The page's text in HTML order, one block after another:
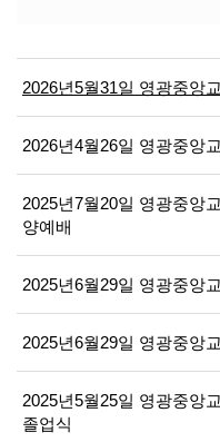
2026년5월31일 영광중앙
2026년4월26일 영광중앙
2025년7월20일 영광중앙
양예배
2025년6월29일 영광중앙
2025년6월29일 영광중앙
2025년5월25일 영광중앙
졸업식